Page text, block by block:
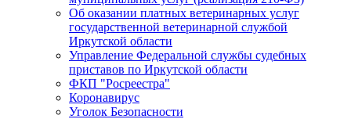
Об оказании платных ветеринарных услуг
государственной ветеринарной службой
Иркутской области
Управление Федеральной службы судебных
приставов по Иркутской области
ФКП "Росреестра"
Коронавирус
Уголок Безопасности